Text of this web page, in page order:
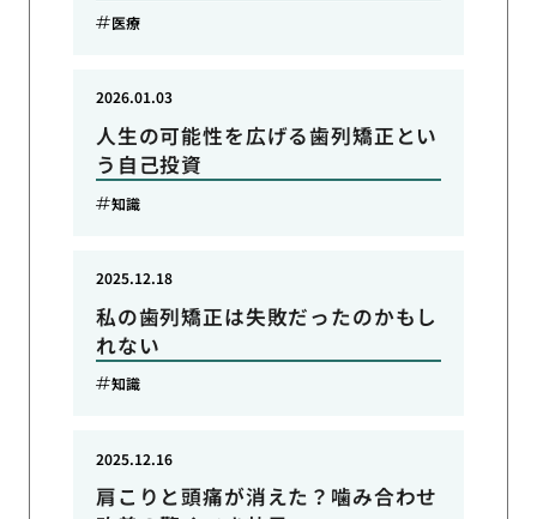
医療
人生の可能性を広げる歯列矯正とい
う自己投資
2026.01.03
知識
私の歯列矯正は失敗だったのかもし
れない
2025.12.18
知識
肩こりと頭痛が消えた？噛み合わせ
2025.12.16